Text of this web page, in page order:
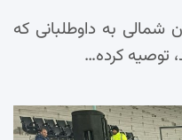
شمالی به داوطلبانی که
توصیه کرده…